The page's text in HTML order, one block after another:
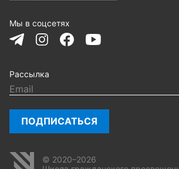
Мы в соцсетях
Рассылка
ПОДПИСАТЬСЯ
© 2020–2026